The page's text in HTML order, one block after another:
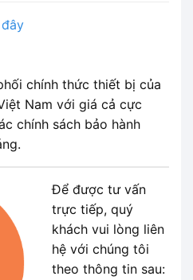
chính thức thiết bị của
Nam với giá cả cực
chính sách bảo hành
Để được tư vấn
trực tiếp, quý
khách vui lòng liên
hệ với chúng tôi
theo thông tin sau: